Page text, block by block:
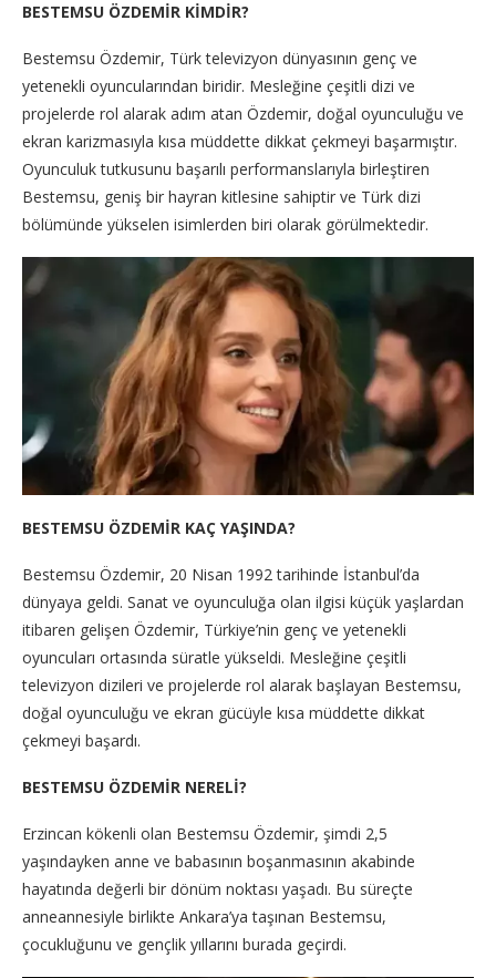
BESTEMSU ÖZDEMİR KİMDİR?
Bestemsu Özdemir, Türk televizyon dünyasının genç ve
yetenekli oyuncularından biridir. Mesleğine çeşitli dizi ve
projelerde rol alarak adım atan Özdemir, doğal oyunculuğu ve
ekran karizmasıyla kısa müddette dikkat çekmeyi başarmıştır.
Oyunculuk tutkusunu başarılı performanslarıyla birleştiren
Bestemsu, geniş bir hayran kitlesine sahiptir ve Türk dizi
bölümünde yükselen isimlerden biri olarak görülmektedir.
BESTEMSU ÖZDEMİR KAÇ YAŞINDA?
Bestemsu Özdemir, 20 Nisan 1992 tarihinde İstanbul’da
dünyaya geldi. Sanat ve oyunculuğa olan ilgisi küçük yaşlardan
itibaren gelişen Özdemir, Türkiye’nin genç ve yetenekli
oyuncuları ortasında süratle yükseldi. Mesleğine çeşitli
televizyon dizileri ve projelerde rol alarak başlayan Bestemsu,
doğal oyunculuğu ve ekran gücüyle kısa müddette dikkat
çekmeyi başardı.
BESTEMSU ÖZDEMİR NERELİ?
Erzincan kökenli olan Bestemsu Özdemir, şimdi 2,5
yaşındayken anne ve babasının boşanmasının akabinde
hayatında değerli bir dönüm noktası yaşadı. Bu süreçte
anneannesiyle birlikte Ankara’ya taşınan Bestemsu,
çocukluğunu ve gençlik yıllarını burada geçirdi.